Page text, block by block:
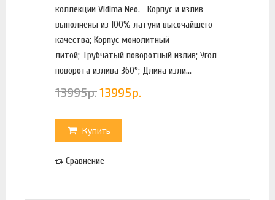
коллекции Vidima Neo. Корпус и излив
выполнены из 100% латуни высочайшего
качества; Корпус монолитный
литой; Трубчатый поворотный излив; Угол
поворота излива 360°; Длина изли...
13995р.13995р.
Купить
Сравнение